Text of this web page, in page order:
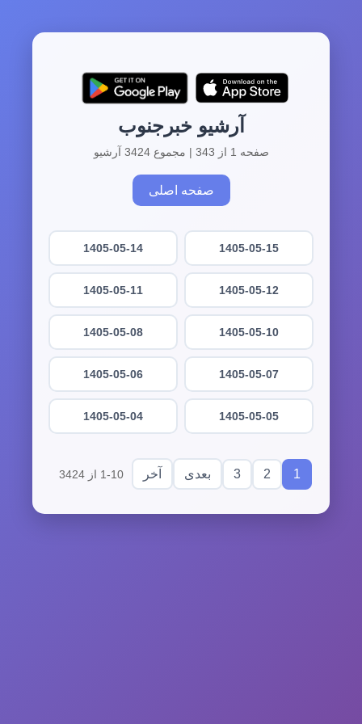
آرشیو خبرجنوب
صفحه 1 از 343 | مجموع 3424 آرشیو
صفحه اصلی
1405-05-15
1405-05-14
1405-05-12
1405-05-11
1405-05-10
1405-05-08
1405-05-07
1405-05-06
1405-05-05
1405-05-04
1
2
3 بعدی آخر 1-10 از 3424